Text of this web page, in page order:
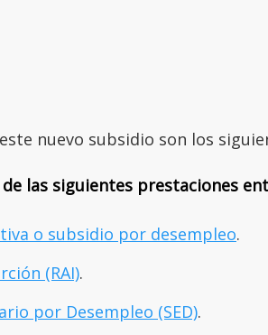
nuevo subsidio son los
las siguientes prestaciones
o subsidio por desempleo.
(RAI).
por Desempleo (SED).